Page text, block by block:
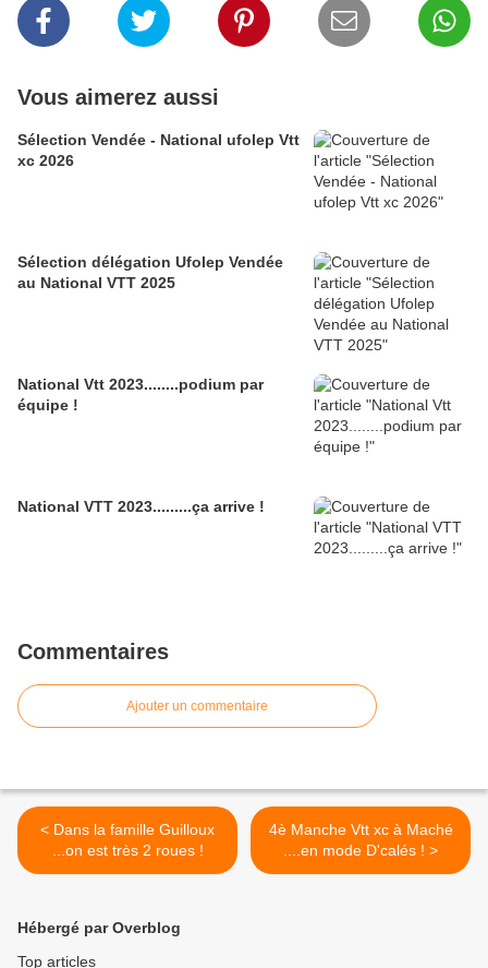
Vous aimerez aussi
Sélection Vendée - National ufolep Vtt
xc 2026
Sélection délégation Ufolep Vendée
au National VTT 2025
National Vtt 2023........podium par
équipe !
National VTT 2023.........ça arrive !
Commentaires
Ajouter un commentaire
< Dans la famille Guilloux
...on est très 2 roues !
4è Manche Vtt xc à Maché
....en mode D'calés ! >
Hébergé par Overblog
Top articles